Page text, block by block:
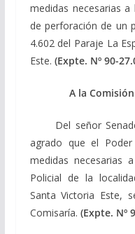
medidas necesarias
de perforación de un
4.602 del Paraje La
Este. (Expte. Nº 90-
A la
Del señor
agrado que el
medidas necesarias
Policial de la
Santa Victoria Este,
Comisaría. (Expte. Nº